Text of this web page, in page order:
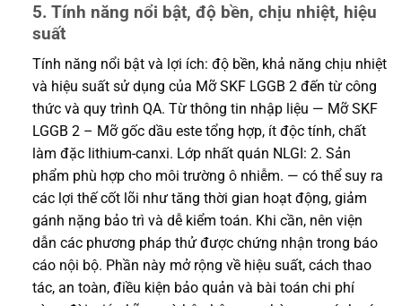
5. Tính năng nổi bật, độ bền, chịu nhiệt, hiệu
suất
Tính năng nổi bật và lợi ích: độ bền, khả năng chịu nhiệt
và hiệu suất sử dụng của Mỡ SKF LGGB 2 đến từ công
thức và quy trình QA. Từ thông tin nhập liệu — Mỡ SKF
LGGB 2 – Mỡ gốc dầu este tổng hợp, ít độc tính, chất
làm đặc lithium-canxi. Lớp nhất quán NLGI: 2. Sản
phẩm phù hợp cho môi trường ô nhiễm. — có thể suy ra
các lợi thế cốt lõi như tăng thời gian hoạt động, giảm
gánh nặng bảo trì và dễ kiểm toán. Khi cần, nên viện
dẫn các phương pháp thử được chứng nhận trong báo
cáo nội bộ. Phần này mở rộng về hiệu suất, cách thao
tác, an toàn, điều kiện bảo quản và bài toán chi phí